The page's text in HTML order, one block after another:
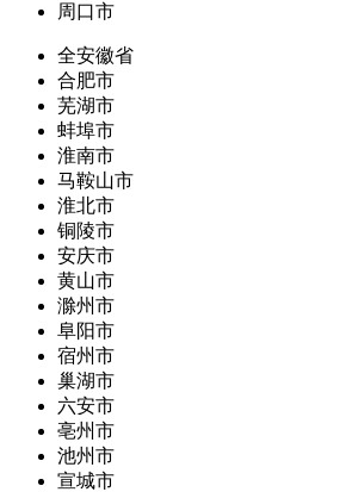
周口市
全安徽省
合肥市
芜湖市
蚌埠市
淮南市
马鞍山市
淮北市
铜陵市
安庆市
黄山市
滁州市
阜阳市
宿州市
巢湖市
六安市
亳州市
池州市
宣城市